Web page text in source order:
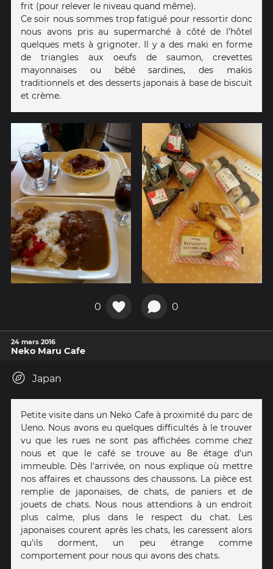
frit (pour relever le niveau quand même).
Ce soir nous sommes trop fatigué pour ressortir donc
nous avons pris au supermarché à côté de l’hôtel
quelques mets à grignoter. Il y a des maki en forme
de triangles aux oeufs de saumon, crevettes
mayonnaises ou bébé sardines, des makis
traditionnels et des desserts japonais à base de biscuit
et crème.
0 0
24 mars 2016
Neko Maru Cafe
Japan
Petite visite dans un Neko Cafe à proximité du parc de
Ueno. Nous avons eu quelques difficultés à le trouver
vu que les rues ne sont pas affichées comme chez
nous et que le café se trouve au 8e étage d'un
immeuble. Dès l'arrivée, on nous explique où mettre
nos affaires et chaussons des chaussons. La pièce est
remplie de japonaises, de chats, de paniers et de
jouets de chats. Nous nous attendions à un endroit
plus calme, plus dans le respect du chat. Les
japonaises courent après les chats, les caressent alors
qu'ils dorment, un peu étrange comme
comportement pour nous qui avons des chats.